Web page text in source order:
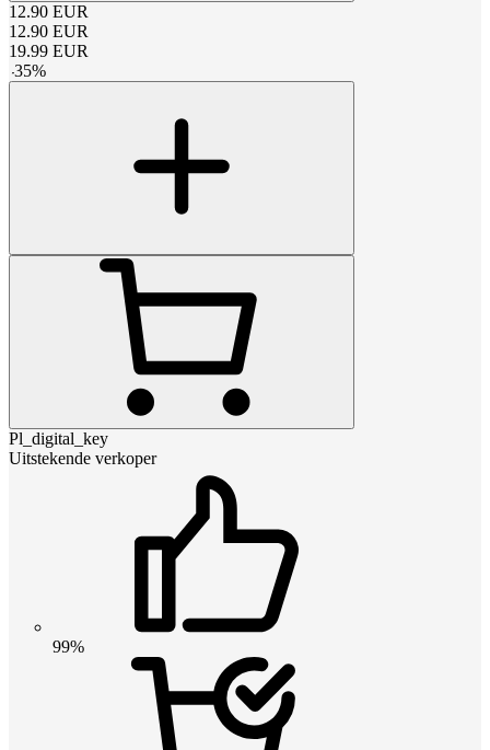
12.90 EUR
12.90 EUR
19.99 EUR
-35%
Pl_digital_key
Uitstekende verkoper
99%